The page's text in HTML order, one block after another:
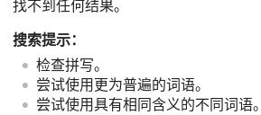
找不到任何结果。
搜索提示：
检查拼写。
尝试使用更为普遍的词语。
尝试使用具有相同含义的不同词语。